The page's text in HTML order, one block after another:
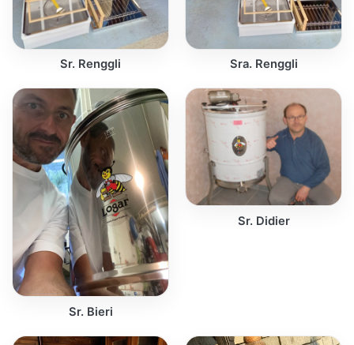
Sr. Renggli Sra. Renggli
Sr. Bieri
Sr. Didier